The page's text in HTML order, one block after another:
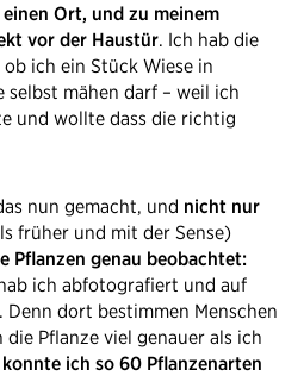
einen Ort, und zu meinem
vor der Haustür. Ich hab die
ich ein Stück Wiese in
selbst mähen darf – weil ich
und wollte dass die richtig
nun gemacht, und nicht nur
früher und mit der Sense)
Pflanzen genau beobachtet:
ich abfotografiert und auf
dort bestimmen Menschen
Pflanze viel genauer als ich
ich so 60 Pflanzenarten